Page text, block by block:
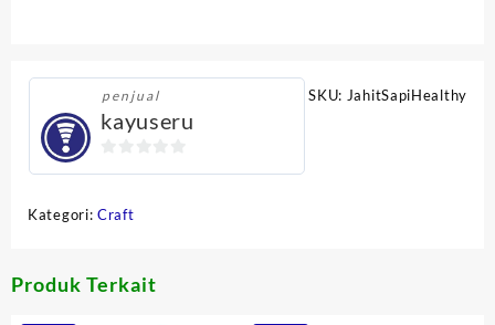
penjual
kayuseru
of
SKU: JahitSapiHealthy
Kategori:Craft
Produk Terkait